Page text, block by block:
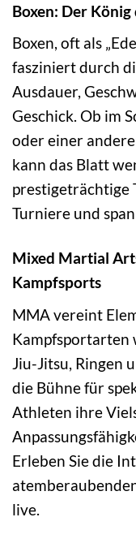
Boxen: Der
Boxen, oft als
fasziniert durch
Ausdauer,
Geschick. Ob im
oder einer
kann das Blatt
prestigeträchtige
Turniere und
Mixed Martial
Kampfsports
MMA vereint
Kampfsportarten
Jiu-Jitsu, Ringen
die Bühne für
Athleten ihre
Erleben Sie die
live.